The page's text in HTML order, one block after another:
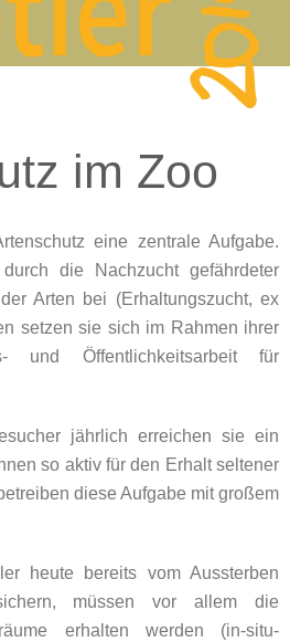
im Zoo
eine zentrale Aufgabe.
die Nachzucht gefährdeter
Arten bei (Erhaltungszucht, ex
setzen sie sich im Rahmen ihrer
und Öffentlichkeitsarbeit für
jährlich erreichen sie ein
so aktiv für den Erhalt seltener
diese Aufgabe mit großem
heute bereits vom Aussterben
müssen vor allem die
erhalten werden (in-situ-